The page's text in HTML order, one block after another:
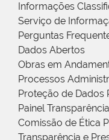
Informações
Serviço de
Perguntas
Dados Abertos
Obras em
Processos
Proteção de Dados
Painel Transparência
Comissão de Ética
Transparência e